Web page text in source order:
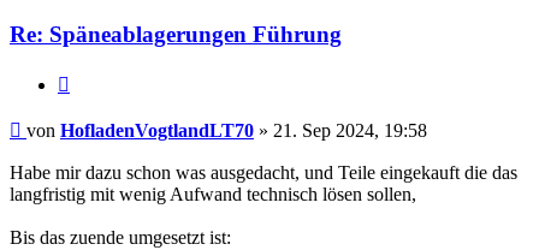
Re: Späneablagerungen Führung
Beitrag
von HofladenVogtlandLT70 » 21. Sep 2024, 19:58
Habe mir dazu schon was ausgedacht, und Teile eingekauft die das
langfristig mit wenig Aufwand technisch lösen sollen,
Bis das zuende umgesetzt ist: